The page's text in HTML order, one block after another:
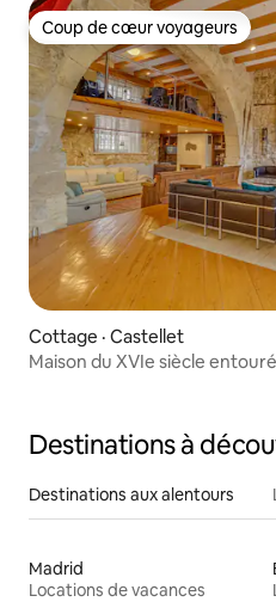
Coup de cœur voyageurs
Coup de cœur voyageurs
Cottage · Castellet
Maison du XVIe siècle
Destinations à
Destinations aux alentours
Madrid
Locations de vacances